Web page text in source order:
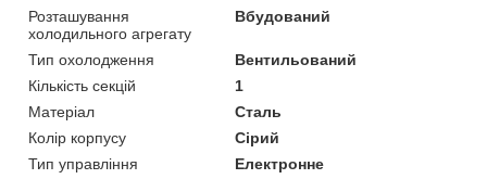
Розташування
холодильного агрегату
Вбудований
Тип охолодження
Вентильований
Кількість секцій
1
Матеріал
Сталь
Колір корпусу
Сірий
Тип управління
Електронне